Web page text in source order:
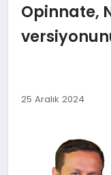
TEKNOLOJI
GENEL
Opinnate,
25 Aralık 2024